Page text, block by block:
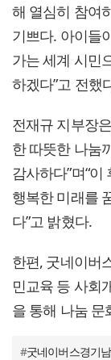
해 열심히 참여
기쁘다. 아이들
가는 세계 시민
하겠다”고 전했
전재규 지부장
한 따뜻한 나눔
감사하다”며“
행복한 미래를
다”고 밝혔다.
한편, 굿네이버
민교육 등 사회
을 통해 나눔 문
#굿네이버스경기